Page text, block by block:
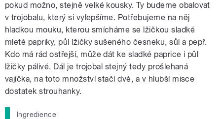
pokud možno, stejně velké kousky. Ty budeme obalovat
v trojobalu, který si vylepšíme. Potřebujeme na něj
hladkou mouku, kterou smícháme se lžičkou sladké
mleté papriky, půl lžičky sušeného česneku, sůl a pepř.
Kdo má rád ostřejší, může dát ke sladké paprice i půl
lžičky pálivé. Dál je trojobal stejný tedy prošlehaná
vajíčka, na toto množství stačí dvě, a v hlubší misce
dostatek strouhanky.
Ingredience